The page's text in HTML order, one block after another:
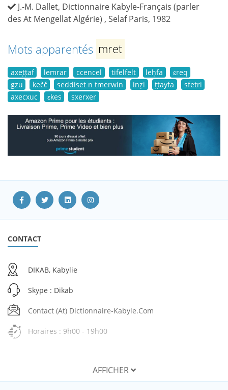
J.-M. Dallet, Dictionnaire Kabyle-Français (parler
des At Mengellat Algérie) , Selaf Paris, 1982
Mots apparentés mret
axeṭṭaf lemrar ccencel tifelfelt leḥfa
ɛreq
gzu
kečč seddiset n tmerwin inẓi ṭṭayfa
sfetri
axecxuc
ɛkes sxerxer
CONTACT
DIKAB, Kabylie
Skype : Dikab
Contact (at) Dictionnaire-Kabyle.com
Horaires : 9h00 - 19h00
AFFICHER